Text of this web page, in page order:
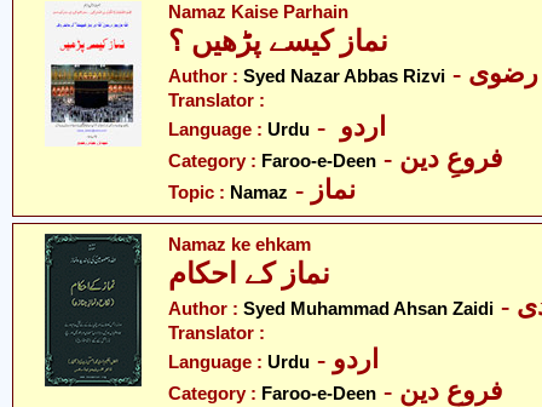
Namaz Kaise Parhain
نماز کیسے پڑھیں ؟
Author : Syed Nazar Abbas Rizvi رضوی
Translator :
Language : Urdu
Category : Faroo-e-Deen - فروعِ دین
Topic : Namaz - نماز
Namaz ke ehkam
نماز کے احکام
Author : Syed Muhammad Ahsan Zaidi
Translator :
Language : Urdu - اردو
Category : Faroo-e-Deen - فروعِ دین